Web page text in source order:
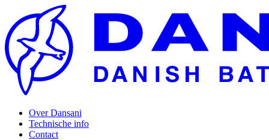
Over Dansani
Technische info
Contact